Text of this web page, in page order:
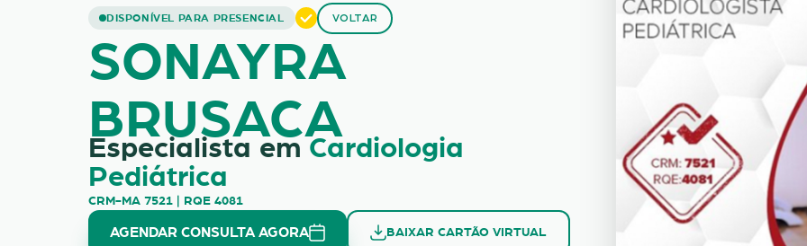
DISPONÍVEL PARA PRESENCIAL VOLTAR
SONAYRA BRUSACA
SONAYRA
BRUSACA
Especialista em Cardiologia
Pediátrica
CRM-MA 7521 | RQE 4081
AGENDAR CONSULTA AGORA BAIXAR CARTÃO VIRTUAL